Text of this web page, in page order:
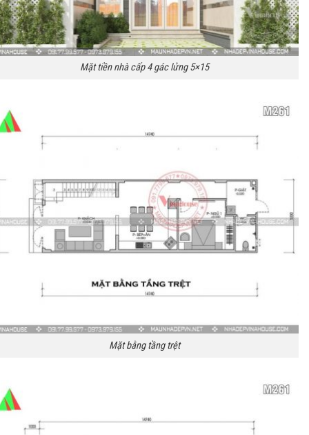
Mặt tiền nhà cấp 4 gác lửng 5×15
Mặt bằng tầng trệt